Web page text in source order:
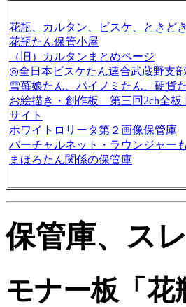
花瓶、カルタン、ビスケ、ときど
花瓶たん保管小屋
（旧）カルタンまとめページ
◎全日本ビスケたん連合武蔵野支
雪苺娘たん、パイノミたん、硬貨
お絵描き・創作板 第三回2ch全板
サイト
ホワイトロリータ第２画像保管庫
バーチャルネット・ラウンジャー
まほろたん関係の保管庫
保管庫、ス
モナー板「